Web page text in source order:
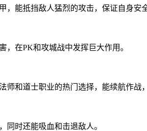
能抵挡敌人猛烈的攻击，保证自身安全
在PK和攻城战中发挥巨大作用。
和道士职业的热门选择，能续航作战
时还能吸血和击退敌人。